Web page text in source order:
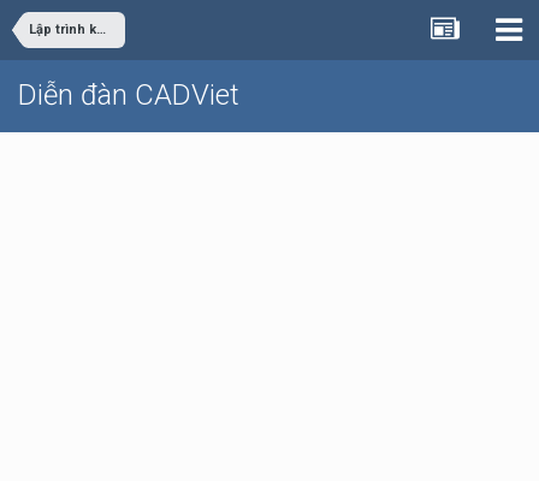
Lập trình khác
Diễn đàn CADViet